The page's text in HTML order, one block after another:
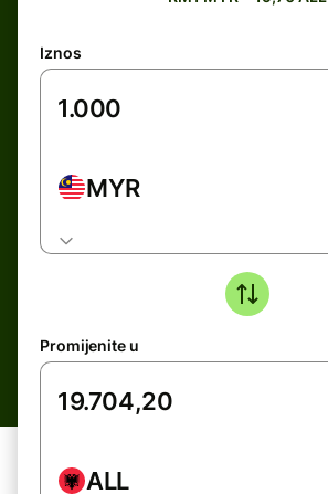
Iznos
MYR
Promijenite u
ALL